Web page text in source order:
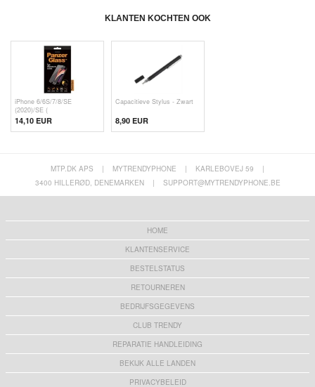
KLANTEN KOCHTEN OOK
iPhone 6/6S/7/8/SE
(2020)/SE (
14,10 EUR
Capacitieve Stylus - Zwart
8,90 EUR
MTP.DK APS | MYTRENDYPHONE | KARLEBOVEJ 59
|
3400 HILLERØD, DENEMARKEN
| SUPPORT@MYTRENDYPHONE.BE
HOME
KLANTENSERVICE
BESTELSTATUS
RETOURNEREN
BEDRIJFSGEGEVENS
CLUB TRENDY
REPARATIE HANDLEIDING
BEKIJK ALLE LANDEN
PRIVACYBELEID